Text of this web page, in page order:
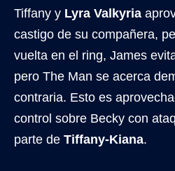
Tiffany y Lyra Valkyria
castigo de su compañera,
vuelta en el ring, James
pero The Man se acerca
contraria. Esto es
control sobre Becky con
parte de Tiffany-Kiana.